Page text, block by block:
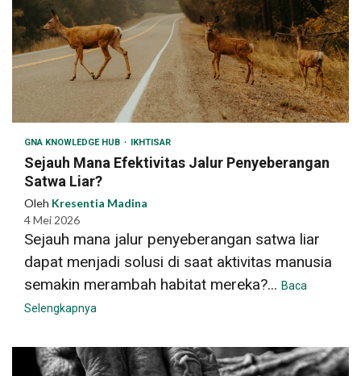
GNA KNOWLEDGE HUB IKHTISAR
Sejauh Mana Efektivitas Jalur Penyeberangan
Satwa Liar?
Oleh Kresentia Madina
4 Mei 2026
Sejauh mana jalur penyeberangan satwa liar
dapat menjadi solusi di saat aktivitas manusia
semakin merambah habitat mereka?... Baca
Selengkapnya